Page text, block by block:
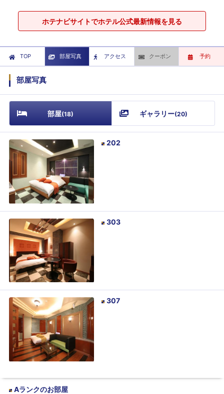
ホテナビサイトでホテル公式最新情報を見る
TOP 部屋写真 アクセス クーポン 予約
部屋写真
部屋(18) ギャラリー(20)
202
303
307
Aランクのお部屋